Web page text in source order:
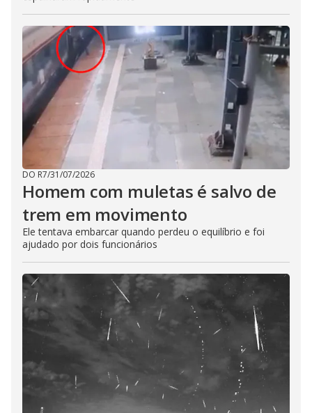
DO R7/31/07/2026
Homem com muletas é salvo de
trem em movimento
Ele tentava embarcar quando perdeu o equilíbrio e foi
ajudado por dois funcionários